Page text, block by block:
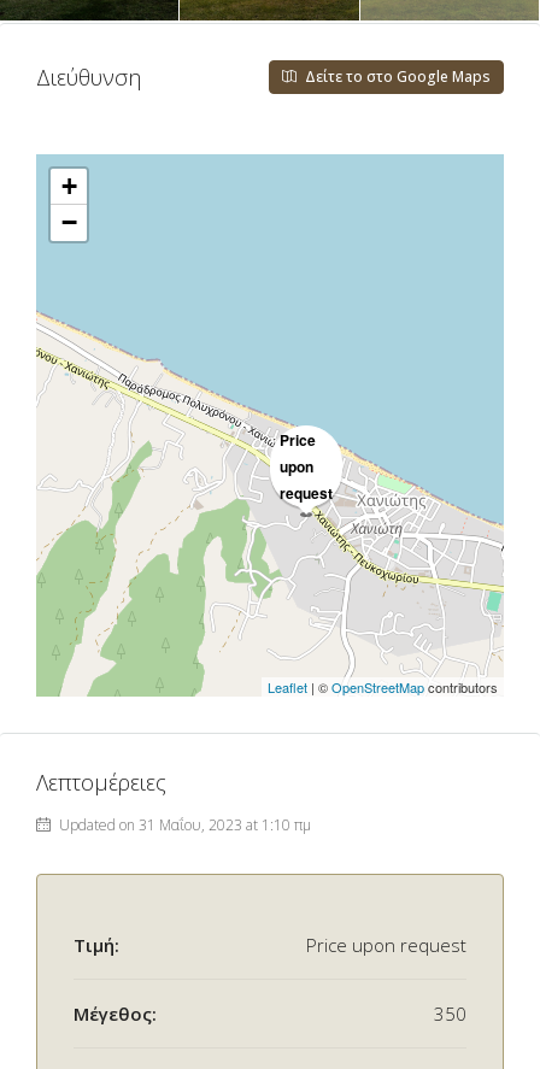
Διεύθυνση Δείτε το στο Google Maps
Price
upon
request
+
−
Leaflet | ©OpenStreetMapcontributors
Λεπτομέρειες
Updated on 31 Μαΐου, 2023 at 1:10 πμ
Τιμή: Price upon request
Μέγεθος: 350